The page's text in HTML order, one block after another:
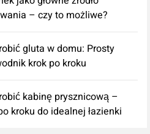
– czy to możliwe?
gluta w domu: Prosty
krok po kroku
kabinę prysznicową –
kroku do idealnej łazienki